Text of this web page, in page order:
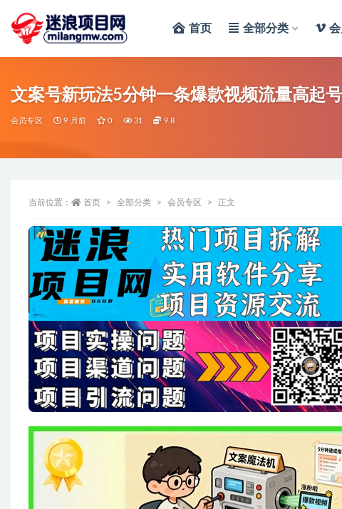
首页 全部分类
文案号新玩法5分钟一条爆款视频流量高起
会员专区 9 月前 0 31 9.8
当前位置： 首页 全部分类 会员专区 正文